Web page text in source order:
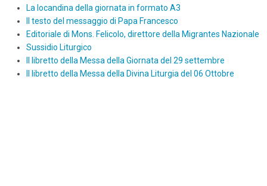
La locandina della giornata in formato A3
Il testo del messaggio di Papa Francesco
Editoriale di Mons. Felicolo, direttore della Migrantes Nazionale
Sussidio Liturgico
Il libretto della Messa della Giornata del 29 settembre
Il libretto della Messa della Divina Liturgia del 06 Ottobre